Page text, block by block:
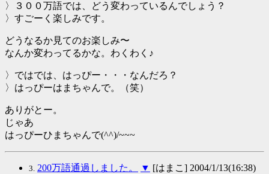
〉３００万語では、どう変わっているんでしょう？
〉すごーく楽しみです。
どうなるか見てのお楽しみ〜
なんか変わってるかな。わくわく♪
〉ではでは、はっぴー・・・なんだろ？
〉はっぴーはまちゃんで。（笑）
ありがとー。
じゃあ
はっぴーひまちゃんで(^^)/~~~
3. 200万語通過しました。 ▼ [はまこ] 2004/1/13(16:38)